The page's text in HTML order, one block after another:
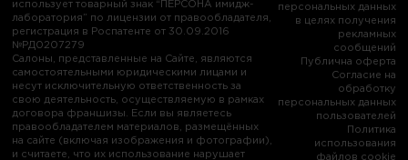
использует товарный знак “ПЕРСОНА имидж-
лаборатория” по лицензии от правообладателя,
регистрация в Роспатенте от 30.09.2016
№РД0207279
Салоны, представленные на Сайте, являются
самостоятельными юридическими лицами и
несут исключительную ответственность за
свою деятельность, осуществляемую в рамках
договора франшизы. Если вы являетесь
правообладателем материалов, размещённых
на сайте (включая изображения и фотографии),
и считаете, что их использование нарушает
персональных данных
в целях получения
рекламных
сообщений
Публична оферта
Согласие на
обработку
персональных данных
пользователей
Политика
использования
файлов cookie